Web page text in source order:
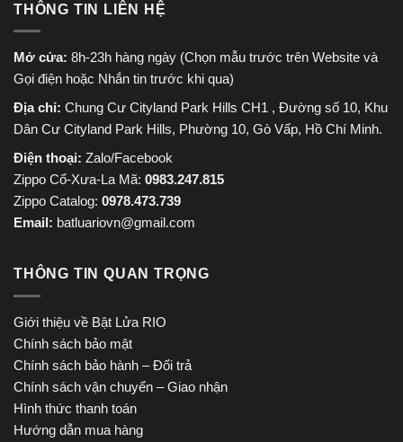
THÔNG TIN LIÊN HỆ
Mở cửa: 8h-23h hàng ngày (Chọn mẫu trước trên Website và
Gọi điện hoặc Nhắn tin trước khi qua)
Địa chỉ: Chung Cư Cityland Park Hills CH1 , Đường số 10, Khu
Dân Cư Cityland Park Hills, Phường 10, Gò Vấp, Hồ Chí Minh.
Điện thoại: Zalo/Facebook
Zippo Cổ-Xưa-La Mã: 0983.247.815
Zippo Catalog: 0978.473.739
Email: batluariovn@gmail.com
THÔNG TIN QUAN TRỌNG
Giới thiệu về Bật Lửa RIO
Chính sách bảo mật
Chính sách bảo hành – Đổi trả
Chính sách vận chuyển – Giao nhận
Hình thức thanh toán
Hướng dẫn mua hàng